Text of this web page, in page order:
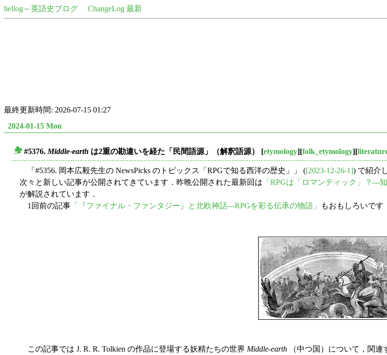
hellog～英語史ブログ ChangeLog 最新
最終更新時間: 2026-07-15 01:27
2024-01-15 Mon
#5376. Middle-earth は2重の勘違いを経た「民間語源」（解釈語源） [etymology][folk_etymology][
「#5356. 岡本広毅先生の NewsPicks のトピックス「RPGで知る西洋の歴史」」 ([2023-12-26-1]) で紹介
次々と新しい記事が公開されてきています．昨晩公開された最新回は 「RPGは「ロマンティック」？---
が解説されています．
1回前の記事 「『ファイナル・ファンタジー』と北欧神話---RPGを彩る伝承の物語」 もおもしろいです
この記事では J. R. R. Tolkien の作品に登場する妖精たちの世界 Middle-earth （中つ国）について，関連